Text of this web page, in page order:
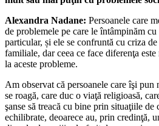
Alexandra Nadane: Persoanele care
de problemele pe care le întâmpinăm
particular, și ele se confruntă cu criza
familiale, dar ceea ce face diferenţa
la aceste probleme.
Am observat că persoanele care îşi pun
se roagă, care duc o viaţă religioasă,
şanse să treacă cu bine prin situaţiile de
echilibrate, deoarece au, prin credinţă,